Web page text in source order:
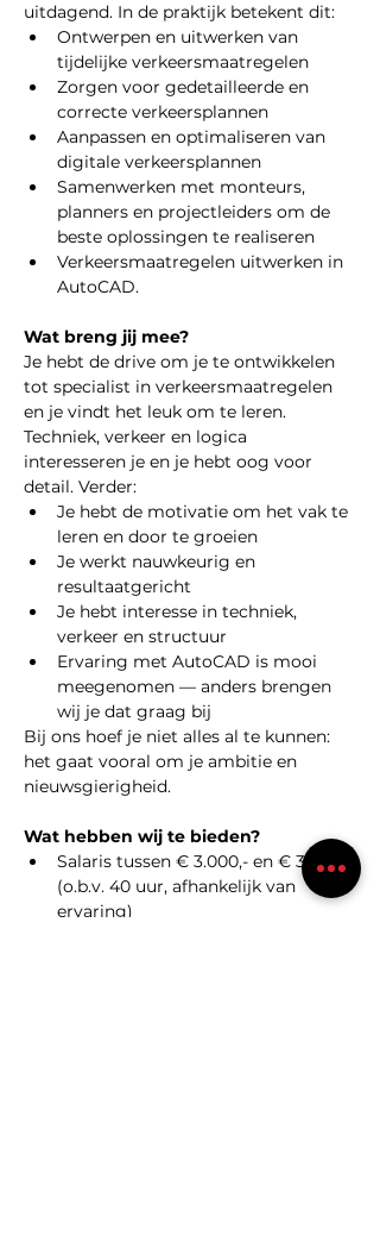
uitdagend. In de praktijk betekent dit:
Ontwerpen en uitwerken van
tijdelijke verkeersmaatregelen
Zorgen voor gedetailleerde en
correcte verkeersplannen
Aanpassen en optimaliseren van
digitale verkeersplannen
Samenwerken met monteurs,
planners en projectleiders om de
beste oplossingen te realiseren
Verkeersmaatregelen uitwerken in
AutoCAD.
Wat breng jij mee?
Je hebt de drive om je te ontwikkelen
tot specialist in verkeersmaatregelen
en je vindt het leuk om te leren.
Techniek, verkeer en logica
interesseren je en je hebt oog voor
detail. Verder:
Je hebt de motivatie om het vak te
leren en door te groeien
Je werkt nauwkeurig en
resultaatgericht
Je hebt interesse in techniek,
verkeer en structuur
Ervaring met AutoCAD is mooi
meegenomen — anders brengen
wij je dat graag bij
Bij ons hoef je niet alles al te kunnen:
het gaat vooral om je ambitie en
nieuwsgierigheid.
Wat hebben wij te bieden?
Salaris tussen € 3.000,- en € 3.750,-
(o.b.v. 40 uur, afhankelijk van
ervaring)